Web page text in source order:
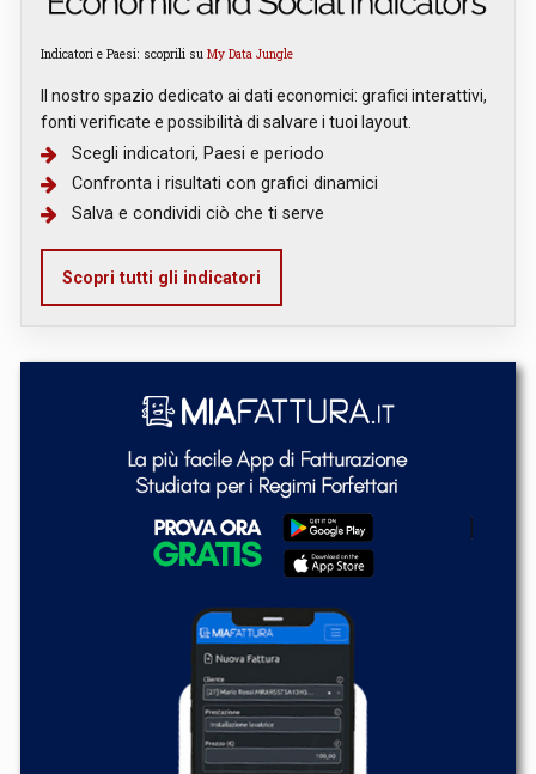
Indicatori e Paesi: scoprili su My Data Jungle
Il nostro spazio dedicato ai dati economici: grafici interattivi,
fonti verificate e possibilità di salvare i tuoi layout.
Scegli indicatori, Paesi e periodo
Confronta i risultati con grafici dinamici
Salva e condividi ciò che ti serve
Scopri tutti gli indicatori